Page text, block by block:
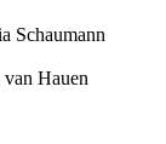
Schaumann
Hauen